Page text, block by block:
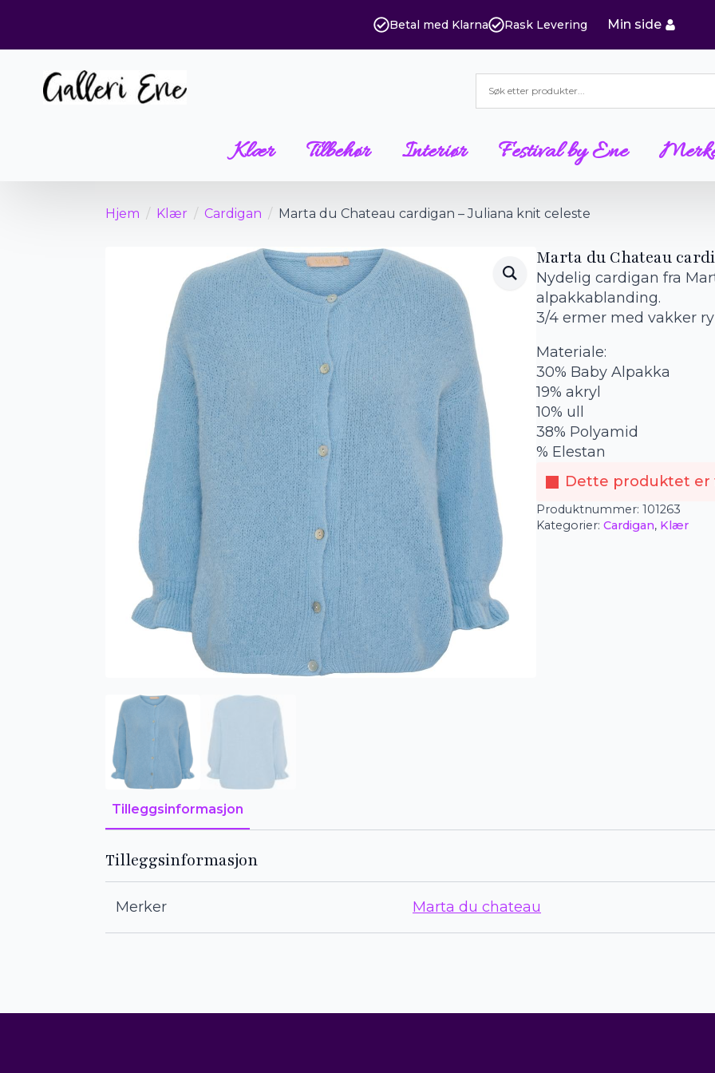
Betal med Klarna Rask Levering Min side
Klær Tilbehør Interiør Festival by Ene
Hjem Klær Cardigan Marta du Chateau cardigan – Juliana knit celeste
Marta du Chateau
Nydelig cardigan fra
alpakkablanding.
3/4 ermer med vakker
Materiale:
30% Baby Alpakka
19% akryl
10% ull
38% Polyamid
% Elestan
Dette produktet er
Produktnummer: 101263
Kategorier: Cardigan, Klær
Tilleggsinformasjon
Tilleggsinformasjon
Merker Marta du chateau